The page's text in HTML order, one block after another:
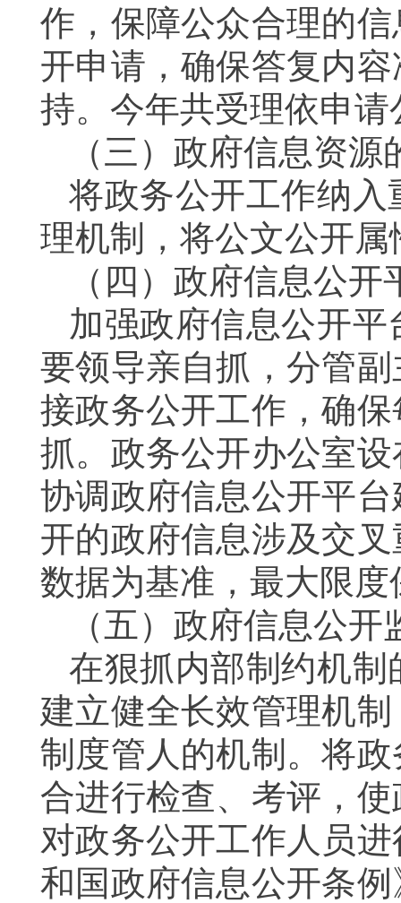
作，保障公众合理的
开申请，确保答复内
持。今年共受理依申请
（三）政府信息资
将政务公开工作纳
理机制，将公文公开
（四）政府信息公
加强政府信息公开
要领导亲自抓，分管
接政务公开工作，确
抓。政务公开办公室
协调政府信息公开平
开的政府信息涉及交
数据为基准，最大限
（五）政府信息公
在狠抓内部制约机
建立健全长效管理机
制度管人的机制。将
合进行检查、考评，
对政务公开工作人员
和国政府信息公开条